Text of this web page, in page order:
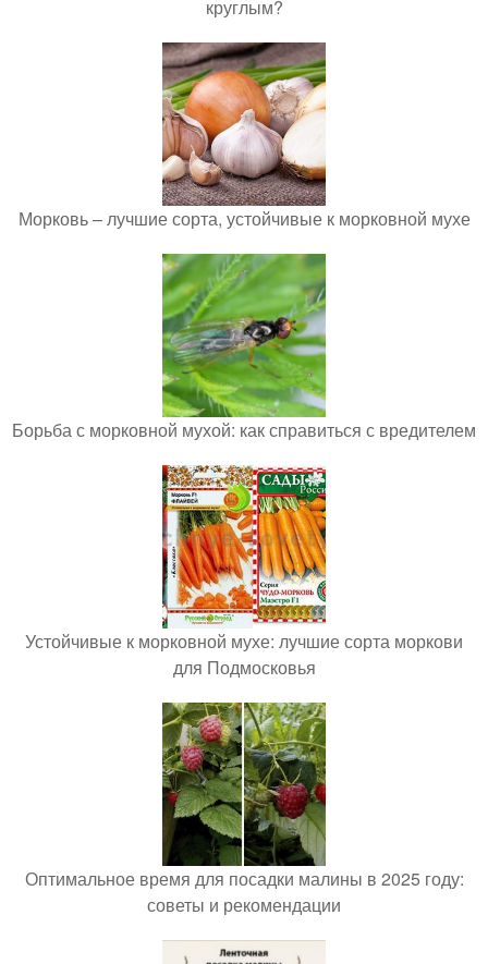
круглым?
Морковь – лучшие сорта, устойчивые к морковной мухе
Борьба с морковной мухой: как справиться с вредителем
Устойчивые к морковной мухе: лучшие сорта моркови
для Подмосковья
Оптимальное время для посадки малины в 2025 году:
советы и рекомендации